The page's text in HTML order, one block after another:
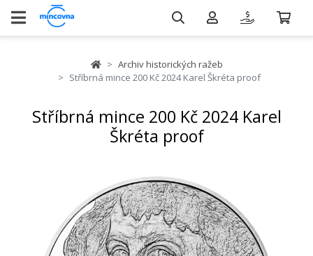
Archiv historických ražeb
Stříbrná mince 200 Kč 2024 Karel Škréta proof
Stříbrná mince 200 Kč 2024 Karel
Škréta proof